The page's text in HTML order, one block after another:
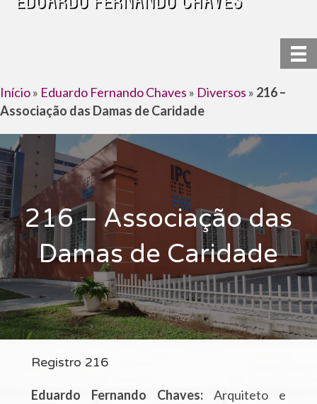
Início» Eduardo Fernando Chaves » Diversos » 216 –
Associação das Damas de Caridade
216 – Associação das
Damas de Caridade
Registro 216
Eduardo Fernando Chaves: Arquiteto e